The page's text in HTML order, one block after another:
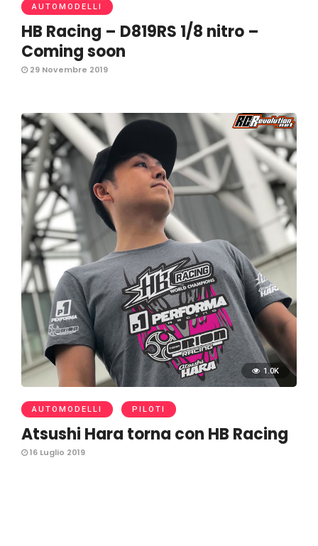
AUTOMODELLI
HB Racing – D819RS 1/8 nitro –
Coming soon
29 Novembre 2019
1.0K
AUTOMODELLI PILOTI
Atsushi Hara torna con HB Racing
16 Luglio 2019